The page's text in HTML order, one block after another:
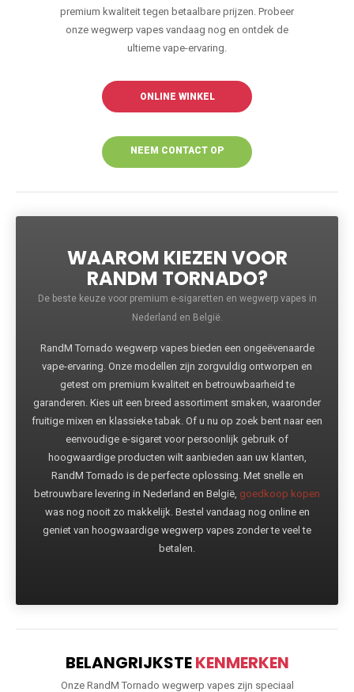
premium kwaliteit tegen betaalbare prijzen. Probeer
onze wegwerp vapes vandaag nog en ontdek de
ultieme vape-ervaring.
ONLINE WINKEL
NEEM CONTACT OP
WAAROM KIEZEN VOOR
RANDM TORNADO?
De beste keuze voor premium e-sigaretten en wegwerp vapes in
Nederland en België.
RandM Tornado wegwerp vapes bieden een ongeëvenaarde
vape-ervaring. Onze modellen zijn zorgvuldig ontworpen en
getest om premium kwaliteit en betrouwbaarheid te
garanderen. Kies uit een breed assortiment smaken, waaronder
fruitige mixen en klassieke tabak. Of u nu op zoek bent naar een
eenvoudige e-sigaret voor persoonlijk gebruik of
hoogwaardige producten wilt aanbieden aan uw klanten,
RandM Tornado is de perfecte oplossing. Met snelle en
betrouwbare levering in Nederland en België, goedkoop kopen
was nog nooit zo makkelijk. Bestel vandaag nog online en
geniet van hoogwaardige wegwerp vapes zonder te veel te
betalen.
BELANGRIJKSTEKENMERKEN
Onze RandM Tornado wegwerp vapes zijn speciaal